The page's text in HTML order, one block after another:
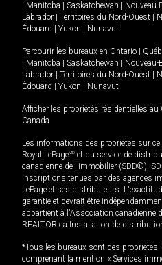
Manitoba Saskatchewan
Labrador
Territoires du Nord-Ouest
Édouard
Yukon Nunavut
Parcourir les bureaux en Ontario
Manitoba Saskatchewan
Labrador
Territoires du Nord-Ouest
Édouard
Yukon Nunavut
Afficher les propriétés résidentielles au
Canada
Les informations des propriétés sur
Royal LePageMD et du service de
canadienne de l’immobilier (SDD®).
inscriptions tenues par des agences
LePage et ses distributeurs.
garantie et devrait être
appartient à l'Association canadienne
REALTOR.ca Installation de
*Tous les bureaux sont des propriétés
comprenant la mention « Services